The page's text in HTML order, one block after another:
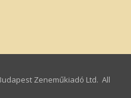
Zeneműkiadó Ltd. All